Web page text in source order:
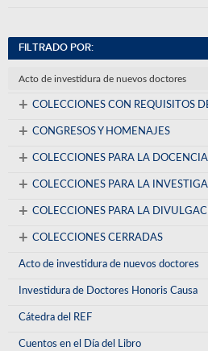
FILTRADO POR:
Acto de investidura de nuevos doctores
+ COLECCIONES CON REQUISITOS
+ CONGRESOS Y HOMENAJES
+ COLECCIONES PARA LA DOCENCIA
+ COLECCIONES PARA LA
+ COLECCIONES PARA LA
+ COLECCIONES CERRADAS
Acto de investidura de nuevos doctores
Investidura de Doctores Honoris Causa
Cátedra del REF
Cuentos en el Día del Libro